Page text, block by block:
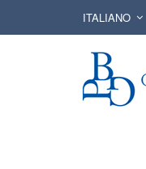
ITALIANO